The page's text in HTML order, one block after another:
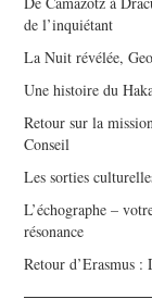
de l’inquiétant
La Nuit révélée,
Une histoire du
Retour sur la
Conseil
Les sorties
L’échographe –
résonance
Retour d’Erasmus :